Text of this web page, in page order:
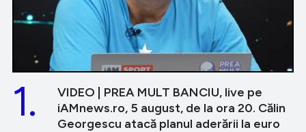
VIDEO | PREA MULT BANCIU, live pe
iAMnews.ro, 5 august, de la ora 20. Călin
Georgescu atacă planul aderării la euro
1.